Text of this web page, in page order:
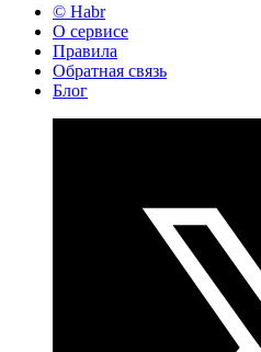
© Habr
О сервисе
Правила
Обратная связь
Блог